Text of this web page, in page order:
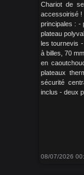
Chariot de
accessoirisé !
principales : -
plateau
les tournevis
à billes, 70
en
plateaux
sécurité
inclus - deux
08/07/2026